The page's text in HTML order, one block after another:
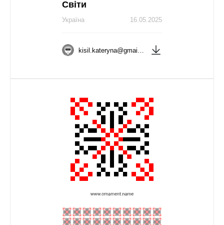
Світи
16.05.2025
Україна
kisil.kateryna@gmail.com